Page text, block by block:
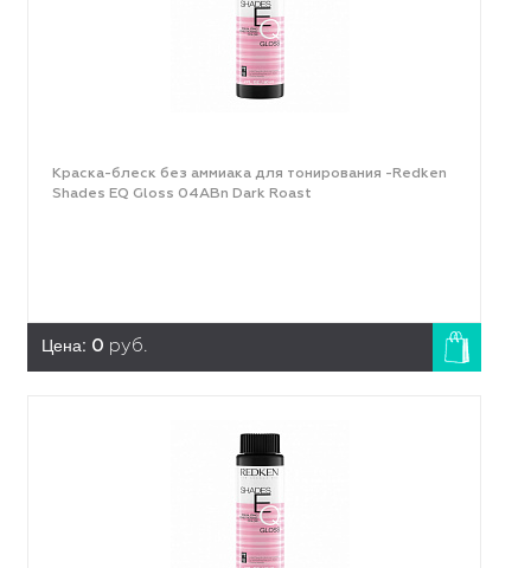
Краска-блеск без аммиака для тонирования -Redken
Shades EQ Gloss 04ABn Dark Roast
Цена: 0 руб.